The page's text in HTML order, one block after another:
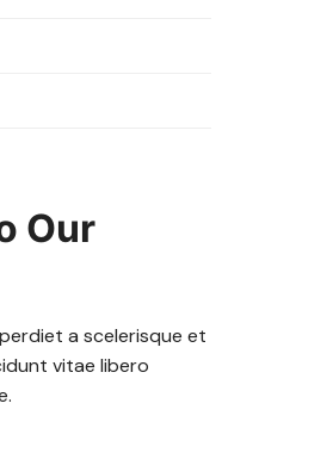
Our
a scelerisque et
vitae libero